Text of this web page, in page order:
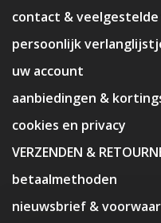
contact & veelgestelde
persoonlijk
uw account
aanbiedingen &
cookies en privacy
VERZENDEN &
betaalmethoden
nieuwsbrief &